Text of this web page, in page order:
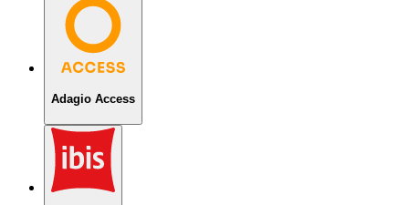
Adagio Access